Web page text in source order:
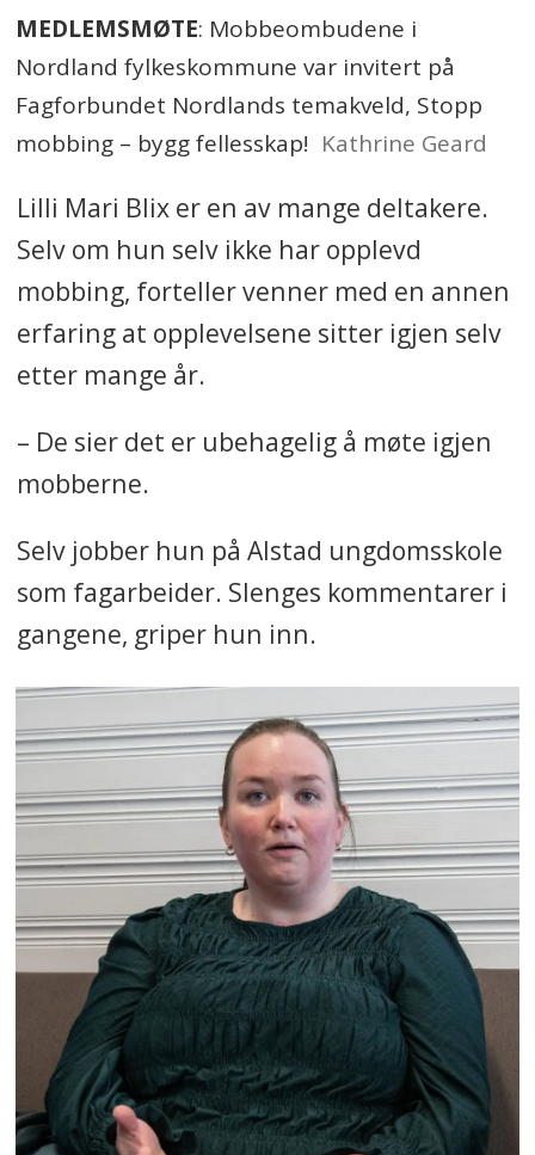
MEDLEMSMØTE: Mobbeombudene i
Nordland fylkeskommune var invitert på
Fagforbundet Nordlands temakveld, Stopp
mobbing – bygg fellesskap! Kathrine Geard
Lilli Mari Blix er en av mange deltakere.
Selv om hun selv ikke har opplevd
mobbing, forteller venner med en annen
erfaring at opplevelsene sitter igjen selv
etter mange år.
– De sier det er ubehagelig å møte igjen
mobberne.
Selv jobber hun på Alstad ungdomsskole
som fagarbeider. Slenges kommentarer i
gangene, griper hun inn.